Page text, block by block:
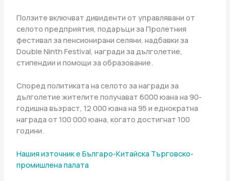
Ползите включват дивиденти от управлявани от
селото предприятия, подаръци за Пролетния
фестивал за пенсионирани селяни, надбавки за
Double Ninth Festival, награди за дълголетие,
стипендии и помощи за образование.
Според политиката на селото за награди за
дълголетие жителите получават 6000 юана на 90-
годишна възраст, 12 000 юана на 95 и еднократна
награда от 100 000 юана, когато достигнат 100
години.
Нашия източник е Българо-Китайска Търговско-
промишлена палaта